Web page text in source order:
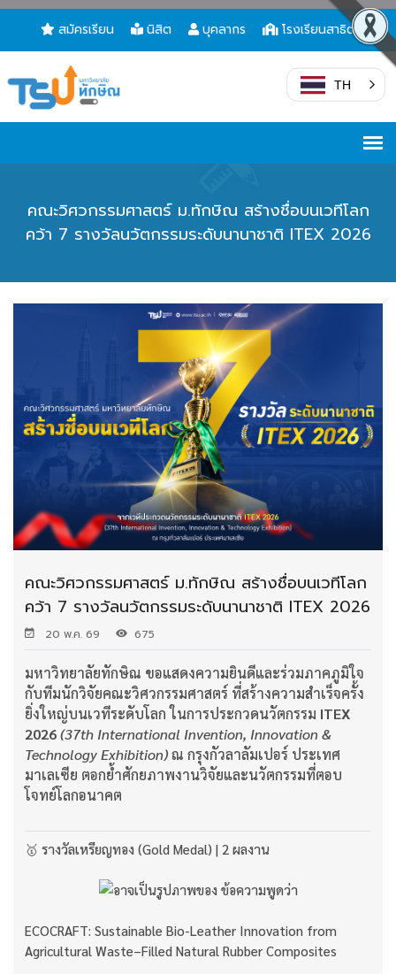
สมัครเรียน นิสิต บุคลากร โรงเรียนสาธิต
TH
คณะวิศวกรรมศาสตร์ ม.ทักษิณ สร้างชื่อบนเวทีโลก
คว้า 7 รางวัลนวัตกรรมระดับนานาชาติ ITEX 2026
คณะวิศวกรรมศาสตร์ ม.ทักษิณ สร้างชื่อบนเวทีโลก
คว้า 7 รางวัลนวัตกรรมระดับนานาชาติ ITEX 2026
20 พ.ค. 69 675
มหาวิทยาลัยทักษิณ ขอแสดงความยินดีและร่วมภาคภูมิใจ
กับทีมนักวิจัยคณะวิศวกรรมศาสตร์ ที่สร้างความสำเร็จครั้ง
ยิ่งใหญ่บนเวทีระดับโลก ในการประกวดนวัตกรรม ITEX
2026(37th International Invention, Innovation &
Technology Exhibition)ณ กรุงกัวลาลัมเปอร์ ประเทศ
มาเลเซีย ตอกย้ำศักยภาพงานวิจัยและนวัตกรรมที่ตอบ
โจทย์โลกอนาคต
🥇 รางวัลเหรียญทอง (Gold Medal) | 2 ผลงาน
ECOCRAFT: Sustainable Bio-Leather Innovation from
Agricultural Waste–Filled Natural Rubber Composites